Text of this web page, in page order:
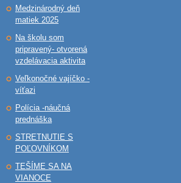
Medzinárodný deň
matiek 2025
Na školu som
pripravený- otvorená
vzdelávacia aktivita
Veľkonočné vajíčko -
víťazi
Polícia -náučná
prednáška
STRETNUTIE S
POĽOVNÍKOM
TEŠÍME SA NA
VIANOCE